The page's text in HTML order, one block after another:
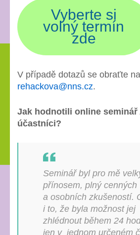
Vyberte si
volný termín
zde
V případě dotazů se obraťte
rehackova@nns.cz.
Jak hodnotili online seminář
účastníci?
Seminář byl pro mě
přínosem, plný cenných
a osobních zkušeností.
i to, že byla možnost jej
zhlédnout během 24
jen v jednom určeném